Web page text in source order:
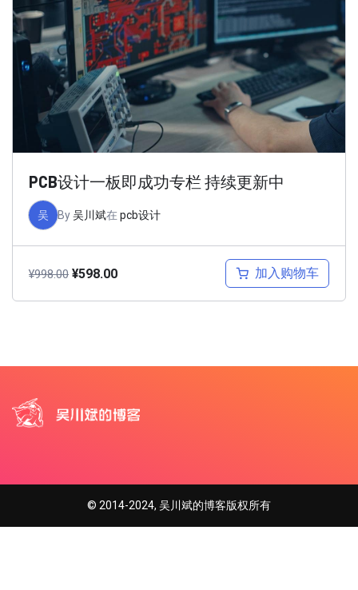
PCB设计一板即成功专栏 持续更新中
吴 By吴川斌在 pcb设计
¥998.00 ¥598.00 加入购物车
© 2014-2024, 吴川斌的博客版权所有